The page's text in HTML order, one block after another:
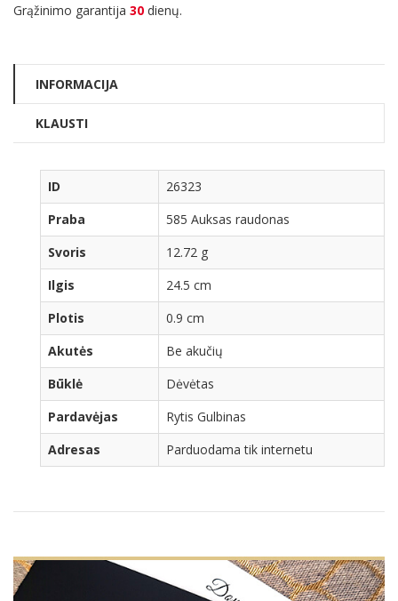
Grąžinimo garantija 30 dienų.
INFORMACIJA
KLAUSTI
ID
26323
Praba
585 Auksas raudonas
Svoris
12.72 g
Ilgis
24.5 cm
Plotis
0.9 cm
Akutės
Be akučių
Būklė
Dėvėtas
Pardavėjas
Rytis Gulbinas
Adresas
Parduodama tik internetu